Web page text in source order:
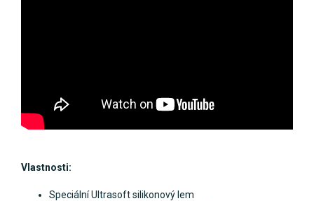
Vlastnosti:
Speciální Ultrasoft silikonový lem